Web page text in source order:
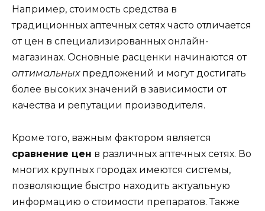
Например, стоимость средства в
традиционных аптечных сетях часто отличается
от цен в специализированных онлайн-
магазинах. Основные расценки начинаются от
оптимальныхпредложений и могут достигать
более высоких значений в зависимости от
качества и репутации производителя.
Кроме того, важным фактором является
сравнение цен в различных аптечных сетях. Во
многих крупных городах имеются системы,
позволяющие быстро находить актуальную
информацию о стоимости препаратов. Также